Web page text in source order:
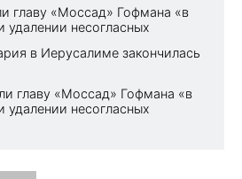
главу «Моссад» Гофмана «в
удалении несогласных
в Иерусалиме закончилась
главу «Моссад» Гофмана «в
удалении несогласных